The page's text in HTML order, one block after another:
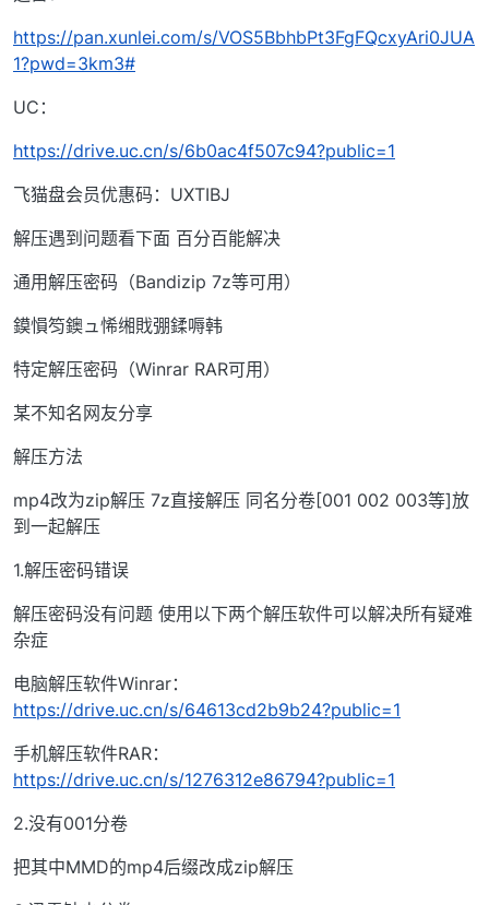
https://pan.xunlei.com/s/VOS5BbhbPt3FgFQcxyAri0JUA
1?pwd=3km3#
UC：
https://drive.uc.cn/s/6b0ac4f507c94?public=1
飞猫盘会员优惠码：UXTIBJ
解压遇到问题看下面 百分百能解决
通用解压密码（Bandizip 7z等可用）
鏌愪笉鐭ュ悕缃戝弸鍒嗕韩
特定解压密码（Winrar RAR可用）
某不知名网友分享
解压方法
mp4改为zip解压 7z直接解压 同名分卷[001 002 003等]放
到一起解压
1.解压密码错误
解压密码没有问题 使用以下两个解压软件可以解决所有疑难
杂症
电脑解压软件Winrar：
https://drive.uc.cn/s/64613cd2b9b24?public=1
手机解压软件RAR：
https://drive.uc.cn/s/1276312e86794?public=1
2.没有001分卷
把其中MMD的mp4后缀改成zip解压